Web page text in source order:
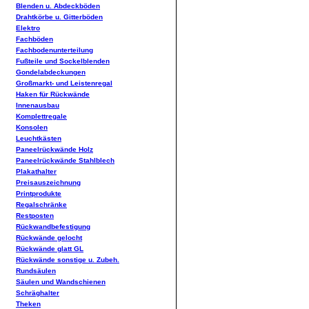
Blenden u. Abdeckböden
Drahtkörbe u. Gitterböden
Elektro
Fachböden
Fachbodenunterteilung
Fußteile und Sockelblenden
Gondelabdeckungen
Großmarkt- und Leistenregal
Haken für Rückwände
Innenausbau
Komplettregale
Konsolen
Leuchtkästen
Paneelrückwände Holz
Paneelrückwände Stahlblech
Plakathalter
Preisauszeichnung
Printprodukte
Regalschränke
Restposten
Rückwandbefestigung
Rückwände gelocht
Rückwände glatt GL
Rückwände sonstige u. Zubeh.
Rundsäulen
Säulen und Wandschienen
Schräghalter
Theken